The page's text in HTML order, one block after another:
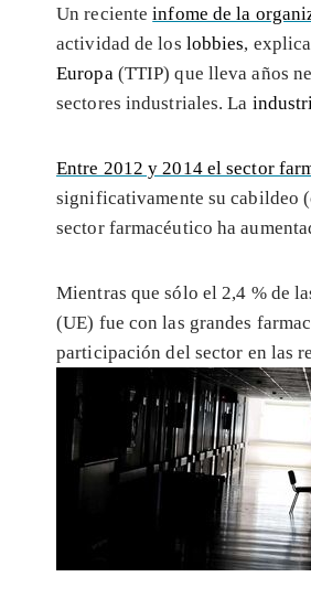
Un recienteinfome de la
actividad de los lobbies,
Europa(TTIP) que lleva años
sectores industriales. La
Entre 2012 y 2014 el sector
significativamente su cabildeo
sector farmacéutico ha
Mientras que sólo el 2,4 % de
(UE) fue con las grandes
participación del sector en las